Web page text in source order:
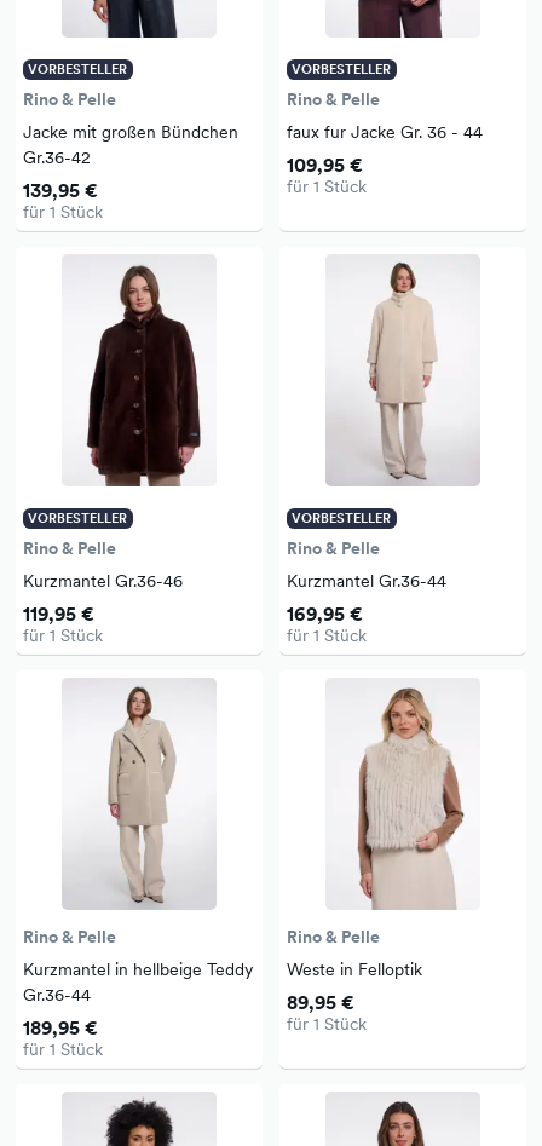
VORBESTELLER
Rino & Pelle
Jacke mit großen Bündchen
Gr.36-42
139,95 €
für 1 Stück
VORBESTELLER
Rino & Pelle
faux fur Jacke Gr. 36 - 44
109,95 €
für 1 Stück
VORBESTELLER
Rino & Pelle
Kurzmantel Gr.36-46
119,95 €
für 1 Stück
VORBESTELLER
Rino & Pelle
Kurzmantel Gr.36-44
169,95 €
für 1 Stück
Rino & Pelle
Kurzmantel in hellbeige Teddy
Gr.36-44
189,95 €
für 1 Stück
Rino & Pelle
Weste in Felloptik
89,95 €
für 1 Stück